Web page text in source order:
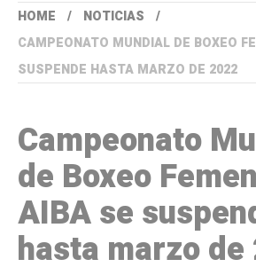
HOME
NOTICIAS
CAMPEONATO MUNDIAL DE BOXEO
SUSPENDE HASTA MARZO DE 2022
Campeonato
de Boxeo
AIBA se
hasta marzo de